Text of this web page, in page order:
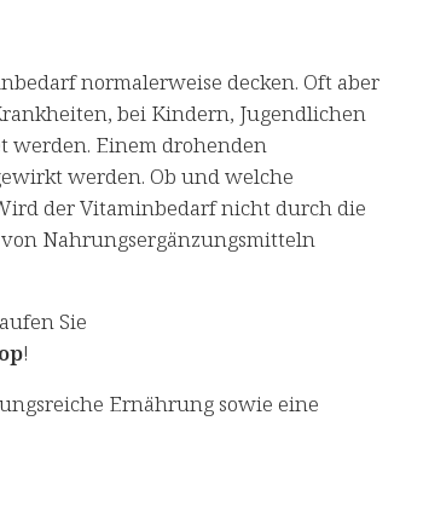
normalerweise decken. Oft aber
bei Kindern, Jugendlichen
werden. Einem drohenden
werden. Ob und welche
der Vitaminbedarf nicht durch die
Nahrungsergänzungsmitteln
Sie
!
Ernährung sowie eine